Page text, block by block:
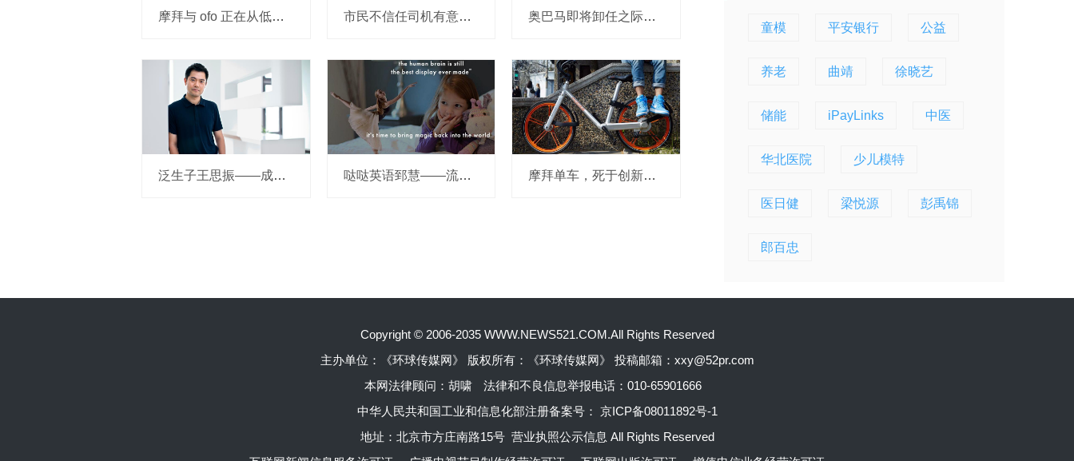
摩拜与 ofo 正在从低端出发颠覆滴滴？三家的机会与风险 市民不信任司机有意见，Uber的匹兹堡自动驾驶路试难度不小，路况也来捣乱 奥巴马即将卸任之际，要让无人驾驶汽车合法化？
泛生子王思振——成立两年，融资数亿，基因检测如何帮助人类战胜癌症？ 哒哒英语郅慧——流量这杯毒酒，你还喝吗？ 摩拜单车，死于创新的一百万种方式
童模 平安银行 公益
养老 曲靖 徐晓艺
储能 iPayLinks 中医
华北医院 少儿模特
医日健 梁悦源 彭禹锦
郎百忠
Copyright © 2006-2035 WWW.NEWS521.COM.All Rights Reserved
主办单位：《环球传媒网》 版权所有：《环球传媒网》 投稿邮箱：xxy@52pr.com
本网法律顾问：胡啸
法律和不良信息举报电话：010-65901666
中华人民共和国工业和信息化部注册备案号： 京ICP备08011892号-1
地址：北京市方庄南路15号 营业执照公示信息 All Rights Reserved